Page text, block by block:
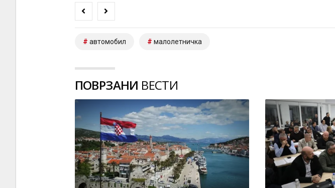
автомобил малолетничка
ПОВРЗАНИ ВЕСТИ